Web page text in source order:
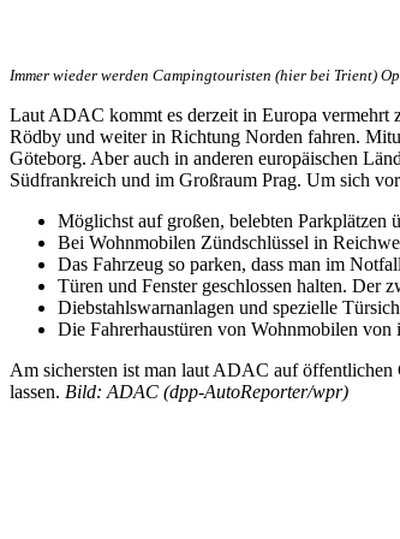
Immer wieder werden Campingtouristen (hier bei Trient)
Laut ADAC kommt es derzeit in Europa vermehrt
Rödby und weiter in Richtung Norden fahren.
Göteborg. Aber auch in anderen europäischen
Südfrankreich und im Großraum Prag. Um sich
Möglichst auf großen, belebten Parkplätzen
Bei Wohnmobilen Zündschlüssel in
Das Fahrzeug so parken, dass man im
Türen und Fenster geschlossen halten. Der
Diebstahlswarnanlagen und spezielle
Die Fahrerhaustüren von Wohnmobilen
Am sichersten ist man laut ADAC auf öffentlichen
lassen. Bild: ADAC (dpp-AutoReporter/wpr)